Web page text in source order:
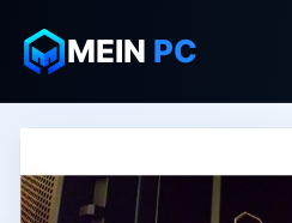
MEIN PC